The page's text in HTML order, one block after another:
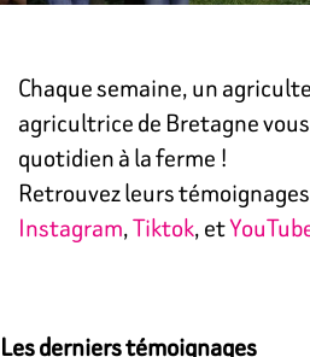
Chaque semaine, un
agricultrice de Bretagne
quotidien à la ferme !
Retrouvez leurs
Instagram,Tiktok, et
Les derniers témoignages